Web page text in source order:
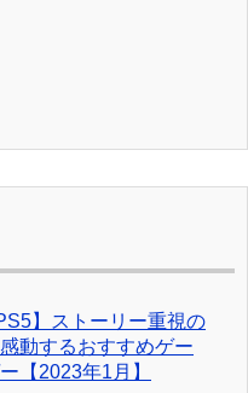
】ストーリー重視の
動するおすすめゲー
【2023年1月】